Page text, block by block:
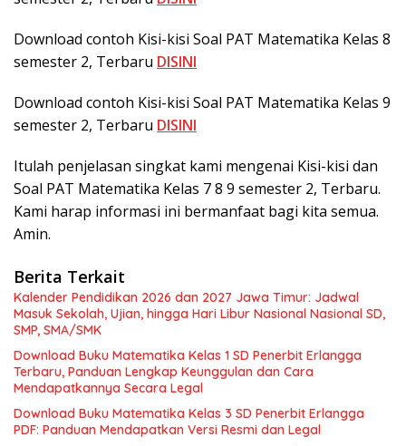
Download contoh Kisi-kisi Soal PAT Matematika Kelas 8
semester 2, Terbaru DISINI
Download contoh Kisi-kisi Soal PAT Matematika Kelas 9
semester 2, Terbaru DISINI
Itulah penjelasan singkat kami mengenai Kisi-kisi dan
Soal PAT Matematika Kelas 7 8 9 semester 2, Terbaru.
Kami harap informasi ini bermanfaat bagi kita semua.
Amin.
Berita Terkait
Kalender Pendidikan 2026 dan 2027 Jawa Timur: Jadwal
Masuk Sekolah, Ujian, hingga Hari Libur Nasional Nasional SD,
SMP, SMA/SMK
Download Buku Matematika Kelas 1 SD Penerbit Erlangga
Terbaru, Panduan Lengkap Keunggulan dan Cara
Mendapatkannya Secara Legal
Download Buku Matematika Kelas 3 SD Penerbit Erlangga
PDF: Panduan Mendapatkan Versi Resmi dan Legal